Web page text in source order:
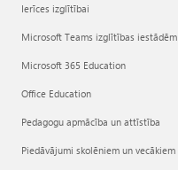
Ierīces izglītībai
Microsoft Teams izglītības iestādēm
Microsoft 365 Education
Office Education
Pedagogu apmācība un attīstība
Piedāvājumi skolēniem un vecākiem